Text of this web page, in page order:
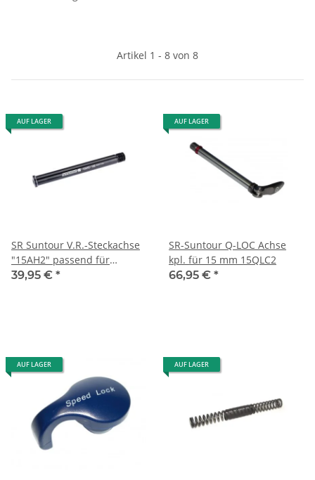
Artikel 1 - 8 von 8
AUF LAGER
SR Suntour V.R.-Steckachse
"15AH2" passend für
Einbaubreite 15 x 100 mm,
39,95 € *
AUF LAGER
SR-Suntour Q-LOC Achse
kpl. für 15 mm 15QLC2
66,95 € *
AUF LAGER AUF LAGER